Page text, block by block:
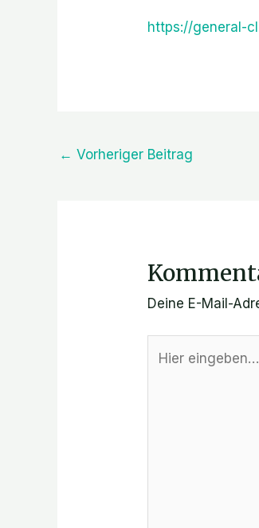
https://general-
← Vorheriger Beitrag
Deine E-Mail-
eingeben…